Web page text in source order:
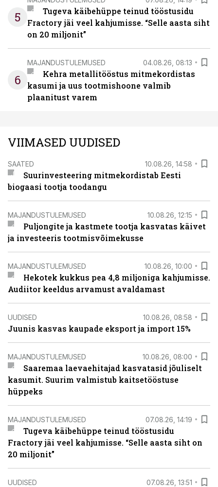
5
Tugeva käibehüppe teinud tööstusidu
Fractory jäi veel kahjumisse. “Selle aasta siht
on 20 miljonit”
6
MAJANDUSTULEMUSED 04.08.26, 08:13
Kehra metallitööstus mitmekordistas
kasumi ja uus tootmishoone valmib
plaanitust varem
VIIMASED UUDISED
SAATED 10.08.26, 14:58
Suurinvesteering mitmekordistab Eesti
biogaasi tootja toodangu
MAJANDUSTULEMUSED 10.08.26, 12:15
Puljongite ja kastmete tootja kasvatas käivet
ja investeeris tootmisvõimekusse
MAJANDUSTULEMUSED 10.08.26, 10:00
Hekotek kukkus pea 4,8 miljoniga kahjumisse.
Audiitor keeldus arvamust avaldamast
UUDISED 10.08.26, 08:58
Juunis kasvas kaupade eksport ja import 15%
MAJANDUSTULEMUSED 10.08.26, 08:00
Saaremaa laevaehitajad kasvatasid jõuliselt
kasumit. Suurim valmistub kaitsetööstuse
hüppeks
MAJANDUSTULEMUSED 07.08.26, 14:19
Tugeva käibehüppe teinud tööstusidu
Fractory jäi veel kahjumisse. “Selle aasta siht on
20 miljonit”
UUDISED 07.08.26, 13:51